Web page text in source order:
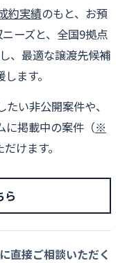
約実績のもと、お預
ーズと、全国9拠点
、最適な譲渡先候補
ます。
い非公開案件や、
に掲載中の案件（※
けます。
ら
直接ご相談いただく